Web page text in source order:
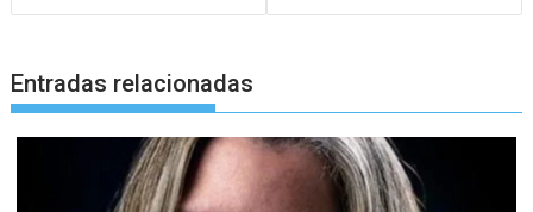
Entradas relacionadas